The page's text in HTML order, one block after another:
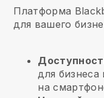
Платформа
для вашего
для бизнеса
на